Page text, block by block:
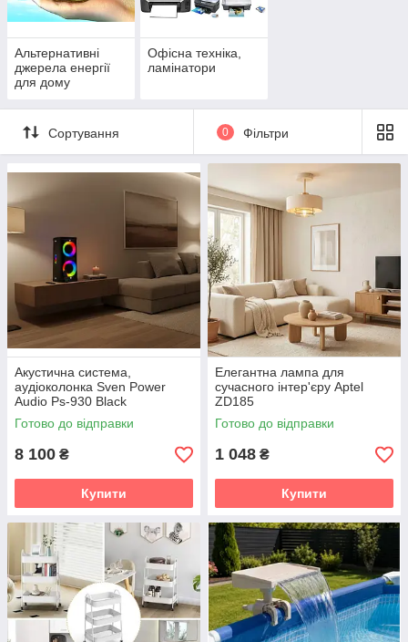
Альтернативні
джерела енергії
для дому
Офісна техніка,
ламінатори
Сортування 0 Фільтри
Акустична система,
аудіоколонка Sven Power
Audio Ps-930 Black
Готово до відправки
8 100 ₴
Купити
Елегантна лампа для
сучасного інтер'єру Aptel
ZD185
Готово до відправки
1 048 ₴
Купити